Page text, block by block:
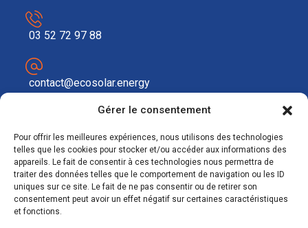
Gérer le consentement
Pour offrir les meilleures expériences, nous utilisons des technologies
telles que les cookies pour stocker et/ou accéder aux informations des
appareils. Le fait de consentir à ces technologies nous permettra de
traiter des données telles que le comportement de navigation ou les ID
uniques sur ce site. Le fait de ne pas consentir ou de retirer son
consentement peut avoir un effet négatif sur certaines caractéristiques
et fonctions.
03 52 72 97 88
contact@ecosolar.energy
Mentions légales
RGPD